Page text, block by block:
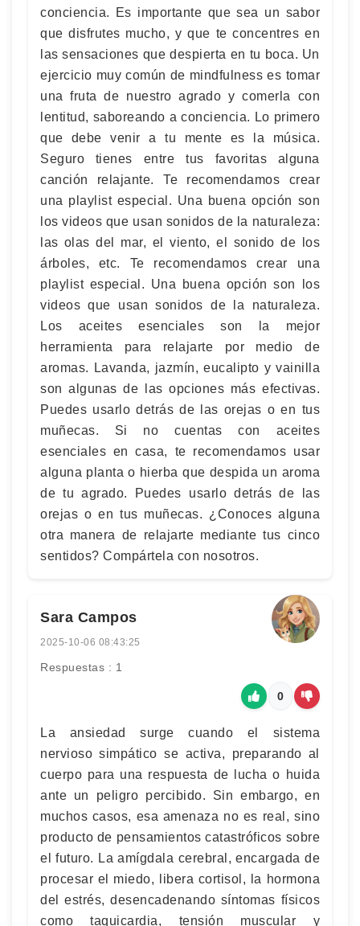
conciencia. Es importante que sea un sabor
que disfrutes mucho, y que te concentres en
las sensaciones que despierta en tu boca. Un
ejercicio muy común de mindfulness es tomar
una fruta de nuestro agrado y comerla con
lentitud, saboreando a conciencia. Lo primero
que debe venir a tu mente es la música.
Seguro tienes entre tus favoritas alguna
canción relajante. Te recomendamos crear
una playlist especial. Una buena opción son
los videos que usan sonidos de la naturaleza:
las olas del mar, el viento, el sonido de los
árboles, etc. Te recomendamos crear una
playlist especial. Una buena opción son los
videos que usan sonidos de la naturaleza.
Los aceites esenciales son la mejor
herramienta para relajarte por medio de
aromas. Lavanda, jazmín, eucalipto y vainilla
son algunas de las opciones más efectivas.
Puedes usarlo detrás de las orejas o en tus
muñecas. Si no cuentas con aceites
esenciales en casa, te recomendamos usar
alguna planta o hierba que despida un aroma
de tu agrado. Puedes usarlo detrás de las
orejas o en tus muñecas. ¿Conoces alguna
otra manera de relajarte mediante tus cinco
sentidos? Compártela con nosotros.
Sara Campos
2025-10-06 08:43:25
Respuestas : 1
0
La ansiedad surge cuando el sistema
nervioso simpático se activa, preparando al
cuerpo para una respuesta de lucha o huida
ante un peligro percibido. Sin embargo, en
muchos casos, esa amenaza no es real, sino
producto de pensamientos catastróficos sobre
el futuro. La amígdala cerebral, encargada de
procesar el miedo, libera cortisol, la hormona
del estrés, desencadenando síntomas físicos
como taquicardia, tensión muscular y